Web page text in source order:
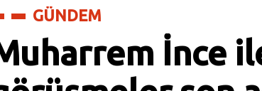
GÜNDEM
İnce